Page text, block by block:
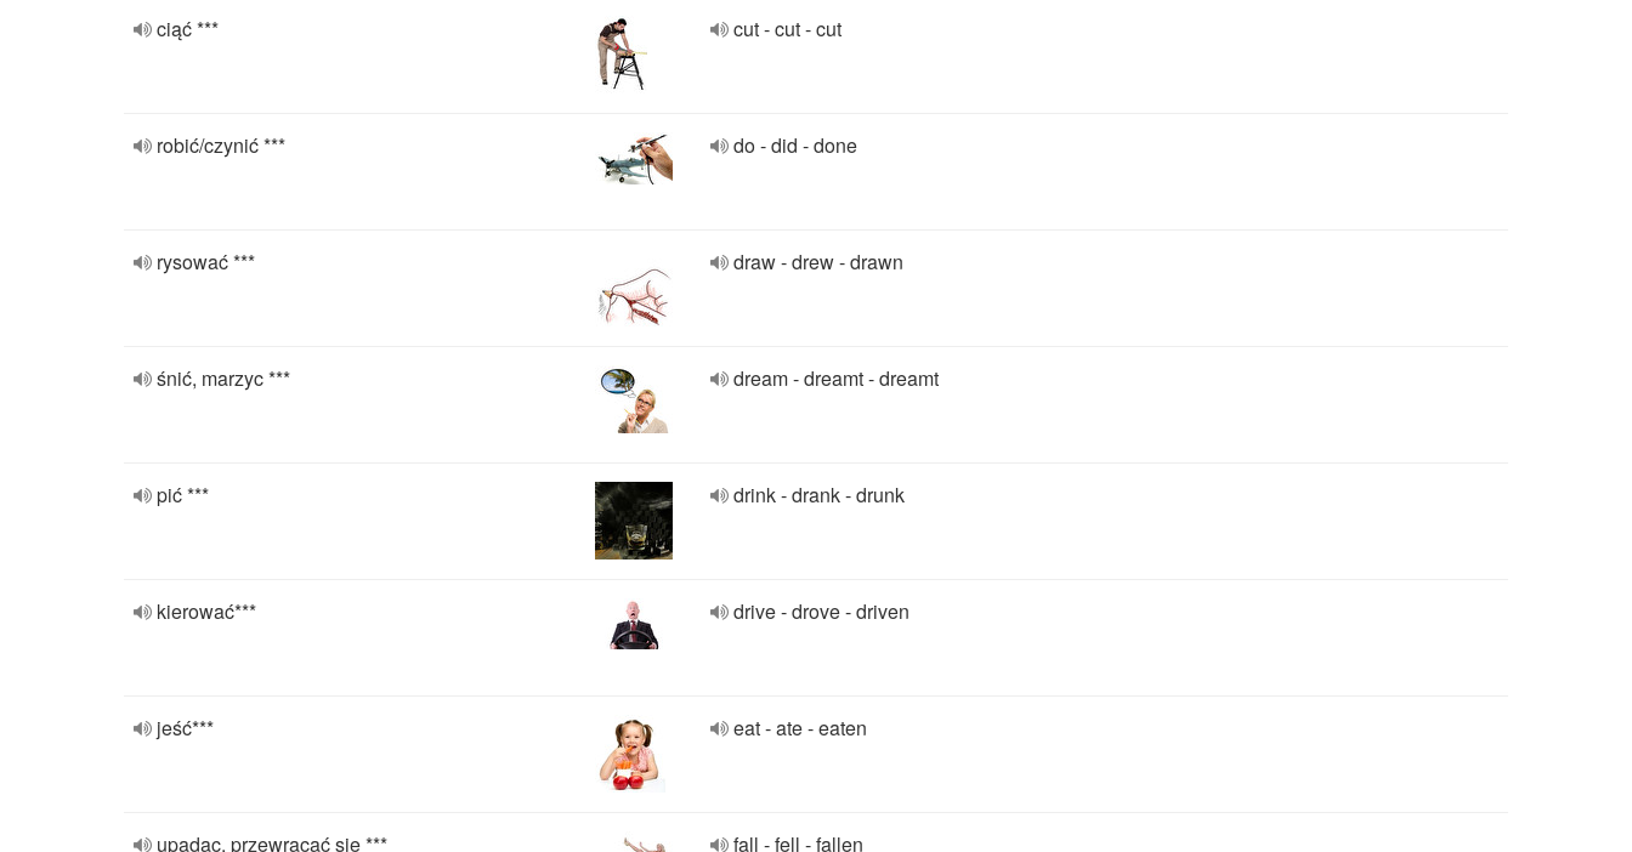
ciąć *** cut - cut - cut
robić/czynić *** do - did - done
rysować *** draw - drew - drawn
śnić, marzyc *** dream - dreamt - dreamt
pić *** drink - drank - drunk
kierować*** drive - drove - driven
jeść*** eat - ate - eaten
upadac, przewracać sie *** fall - fell - fallen